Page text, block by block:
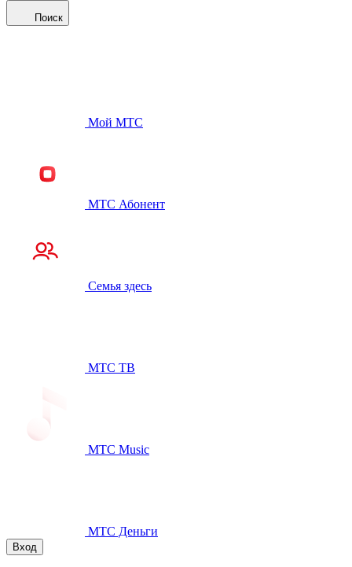
Поиск
Мой МТС
МТС Абонент
Семья здесь
МТС ТВ
МТС Music
МТС Деньги
Вход